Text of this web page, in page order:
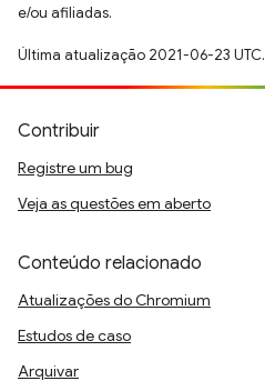
e/ou afiliadas.
Última atualização 2021-06-23 UTC.
Contribuir
Registre um bug
Veja as questões em aberto
Conteúdo relacionado
Atualizações do Chromium
Estudos de caso
Arquivar